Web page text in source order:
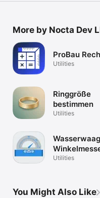
More by Nocta Dev
ProBau
Utilities
Ringgröße
bestimmen
Utilities
Utilities
You Might Also Like